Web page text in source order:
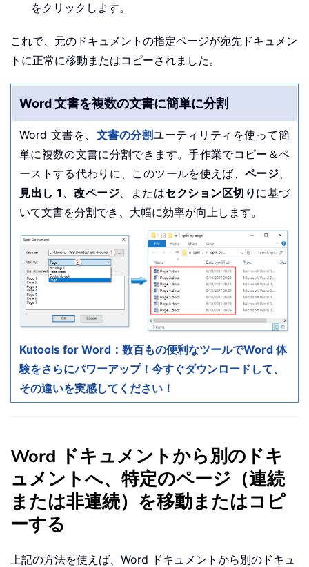
をクリックします。
これで、元のドキュメントの指定ページが宛先ドキュメン
トに正常に移動またはコピーされました。
Word 文書を複数の文書に簡単に分割
Word 文書を、 文書の分割ユーティリティを使って簡
単に複数の文書に分割できます。手作業でコピー＆ペ
ーストする代わりに、このツールを使えば、 ページ
見出し 1
改ページ 、またはセクション区切り に基づ
いて文書を分割でき、大幅に効率が向上します。
Kutools for Word：数百もの便利なツールでWord 体
験をさらにパワーアップ！今すぐダウンロードして、
その違いを実感してください！
Word ドキュメントから別のドキ
ュメントへ、特定のページ（連続
または非連続）を移動またはコピ
ーする
上記の方法を使えば、Word ドキュメントから別のドキュ